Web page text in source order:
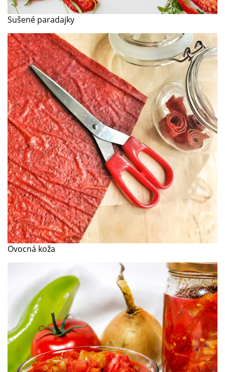
Sušené paradajky
Ovocná koža